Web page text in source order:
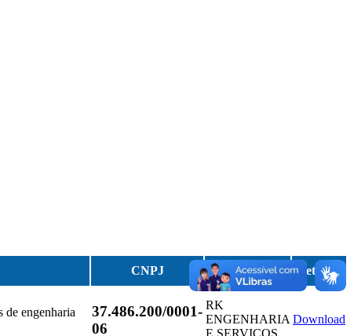
CNPJ Razão Social Detalhes
de engenharia
37.486.200/0001-
06
RK
ENGENHARIA Download